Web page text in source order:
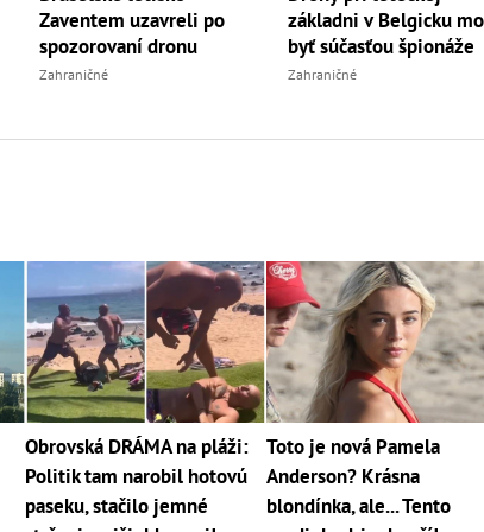
Zaventem uzavreli po
spozorovaní dronu
Zahraničné
základni v Belgicku
byť súčasťou špionáže
Zahraničné
Obrovská DRÁMA na pláži:
Politik tam narobil hotovú
paseku, stačilo jemné
Toto je nová Pamela
Anderson? Krásna
blondínka, ale... Tento